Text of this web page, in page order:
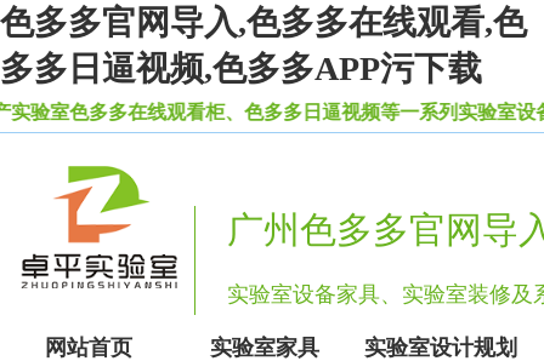
色多多官网导入,色多多在线观看,色
多多日逼视频,色多多APP污下载
室色多多在线观看柜、色多多日逼视频等一系列实验室设备
广州色多多官网导
实验室设备家具、实验室装修
网站首页 实验室家具 实验室设计规划